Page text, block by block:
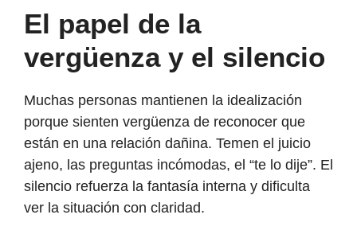
El papel de la
vergüenza y el silencio
Muchas personas mantienen la idealización
porque sienten vergüenza de reconocer que
están en una relación dañina. Temen el juicio
ajeno, las preguntas incómodas, el “te lo dije”. El
silencio refuerza la fantasía interna y dificulta
ver la situación con claridad.